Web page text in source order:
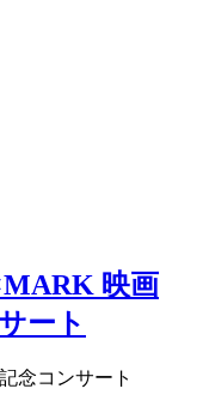
映画
ート
念コンサート